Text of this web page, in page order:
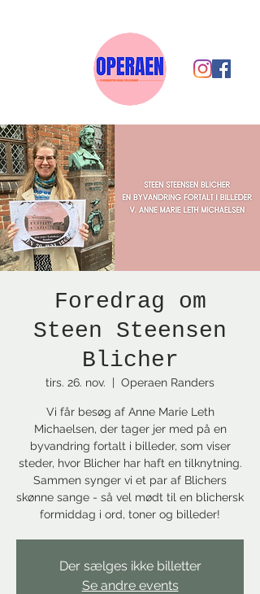
Foredrag om
Steen Steensen
Blicher
tirs. 26. nov.
  |
Operaen Randers
Vi får besøg af Anne Marie Leth
Michaelsen, der tager jer med på en
byvandring fortalt i billeder, som viser
steder, hvor Blicher har haft en tilknytning.
Sammen synger vi et par af Blichers
skønne sange - så vel mødt til en blichersk
formiddag i ord, toner og billeder!
Der sælges ikke billetter
Se andre events